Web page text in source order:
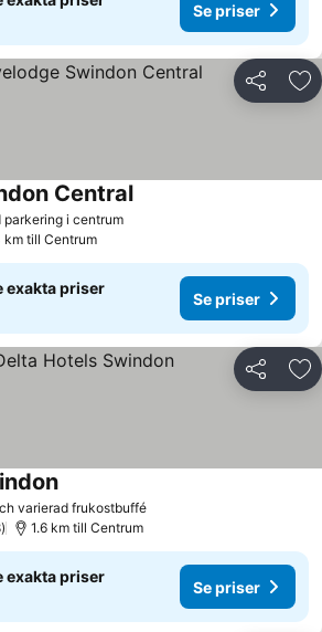
Se priser
Dela
parkering i centrumSe priser
CentralSe priser
km till Centrum
exakta priser
Se priser
Dela
varierad frukostbufféSe priser
Se priser
1.6 km till Centrum
exakta priser
Se priser